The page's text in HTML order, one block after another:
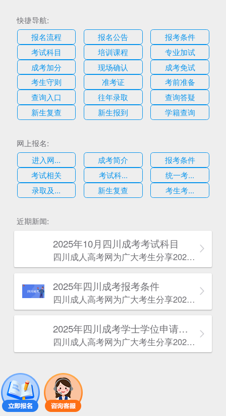
快捷导航:
报名流程
报名公告
报考条件
考试科目
培训课程
专业加试
成考加分
现场确认
成考免试
考生守则
准考证
考前准备
查询入口
往年录取
查询答疑
新生复查
新生报到 学籍查询
网上报名:
进入网...
成考简介
报考条件
考试相关
考试科...
统一考...
录取及...
新生复查 考生考...
近期新闻:
2025年10月四川成考考试科目
四川成人高考网​为广大考生分享2025年10月四川成考考试科目。为广大在职人员和社会人士提供学历提升的机会。更多四川成考考试信息，欢迎在线访问四川成人高考网。
2025年‌‌‌‌四川成考报考条件
四川成人高考网​为广大考生分享2025年‌‌‌‌四川成考报考条件。为广大在职人员和社会人士提供学历提升的机会。更多四川成考考试信息，欢迎在线访问四川成人高考网。
2025年‌‌‌‌四川成考学士学位申请条件
四川成人高考网​为广大考生分享2025年‌‌‌‌四川成考学士学位申请条件。为广大在职人员和社会人士提供学历提升的机会。更多四川成考考试信息，欢迎在线访问四川成人高考网。